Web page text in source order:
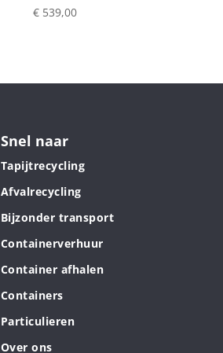
€539,00
Snel naar
Tapijtrecycling
Afvalrecycling
Bijzonder transport
Containerverhuur
Container afhalen
Containers
Particulieren
Over ons